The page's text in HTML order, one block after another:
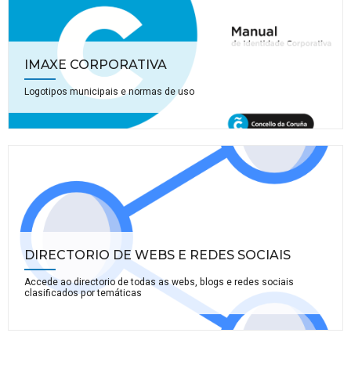
IMAXE CORPORATIVA
Logotipos municipais e normas de uso
DIRECTORIO DE WEBS E REDES SOCIAIS
Accede ao directorio de todas as webs, blogs e redes sociais
clasificados por temáticas